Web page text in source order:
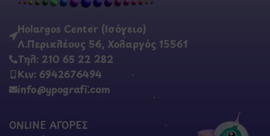
Holargos Center (Ισόγειο)
Λ.Περικλέους 56, Χολαργός 15561
Τηλ: 210 65 22 282
Κιν: 6942676494
info@ypografi.com
ONLINE ΑΓΟΡΕΣ